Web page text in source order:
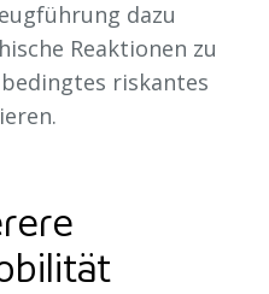
dazu
Reaktionen zu
riskantes